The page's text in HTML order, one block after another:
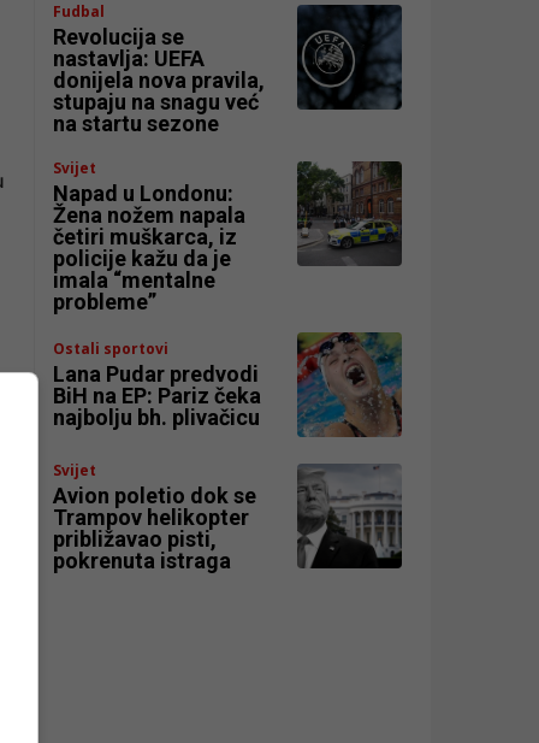
Fudbal
Revolucija se
nastavlja: UEFA
donijela nova pravila,
stupaju na snagu već
na startu sezone
Svijet
Napad u Londonu:
Žena nožem napala
četiri muškarca, iz
policije kažu da je
imala “mentalne
probleme”
Ostali sportovi
Lana Pudar predvodi
BiH na EP: Pariz čeka
najbolju bh. plivačicu
Svijet
Avion poletio dok se
Trampov helikopter
približavao pisti,
pokrenuta istraga